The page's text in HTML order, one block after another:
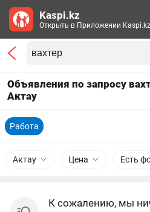
Объявления по запросу
Актау
Работа
Актау Цена Есть
К сожалению, мы
Kaspi.kz
Открыть в Приложении Kaspi.kz